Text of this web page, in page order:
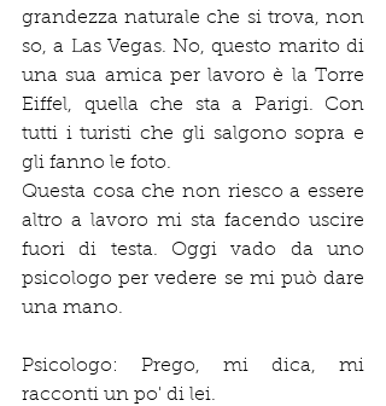
grandezza naturale che si trova, non
so, a Las Vegas. No, questo marito di
una sua amica per lavoro è la Torre
Eiffel, quella che sta a Parigi. Con
tutti i turisti che gli salgono sopra e
gli fanno le foto.
Questa cosa che non riesco a essere
altro a lavoro mi sta facendo uscire
fuori di testa. Oggi vado da uno
psicologo per vedere se mi può dare
una mano.
Psicologo: Prego, mi dica, mi
racconti un po' di lei.